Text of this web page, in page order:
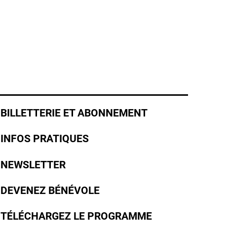
BILLETTERIE ET ABONNEMENT
INFOS PRATIQUES
NEWSLETTER
DEVENEZ BÉNÉVOLE
TÉLÉCHARGEZ LE PROGRAMME